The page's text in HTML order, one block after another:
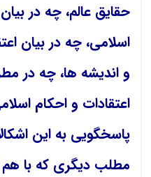
حقایق عالم، چه در
اسلامی، چه در بیان
و اندیشه ها، چه در
اعتقادات و احکام
پاسخگویی به این
مطلب دیگری که با هم